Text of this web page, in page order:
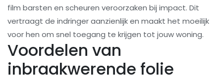
film barsten en scheuren veroorzaken bij impact. Dit
vertraagt ​​de indringer aanzienlijk en maakt het moeilijk
voor hen om snel toegang te krijgen tot jouw woning.
Voordelen van
inbraakwerende folie